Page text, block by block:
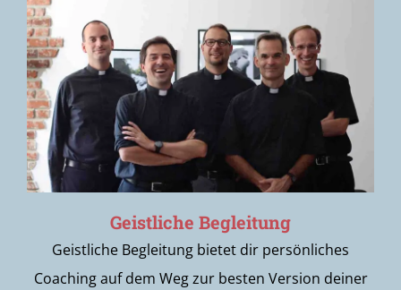
Geistliche Begleitung
Geistliche Begleitung bietet dir persönliches
Coaching auf dem Weg zur besten Version deiner